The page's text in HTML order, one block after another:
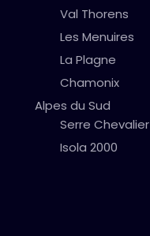
Val Thorens
Les Menuires
La Plagne
Chamonix
Alpes du Sud
Serre Chevalier
Isola 2000